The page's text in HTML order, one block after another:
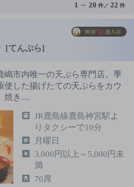
1 ～ 20 件／22 件
[てんぷら]
嶋市内唯一の天ぷら専門店。季
使した揚げたての天ぷらをカウ
焼き…
JR鹿島線鹿島神宮駅よ
りタクシーで10分
月曜日
3,000円以上～5,000円未
満
70席